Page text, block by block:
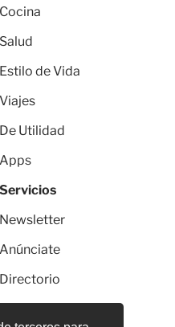
Cocina
Salud
Estilo de Vida
Viajes
De Utilidad
Apps
Servicios
Newsletter
Anúnciate
Directorio